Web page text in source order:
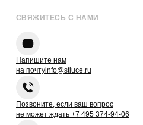
СВЯЖИТЕСЬ С НАМИ
Напишите нам
на почтуinfo@stluce.ru
Позвоните, если ваш вопрос
не может ждать +7 495 374-94-06